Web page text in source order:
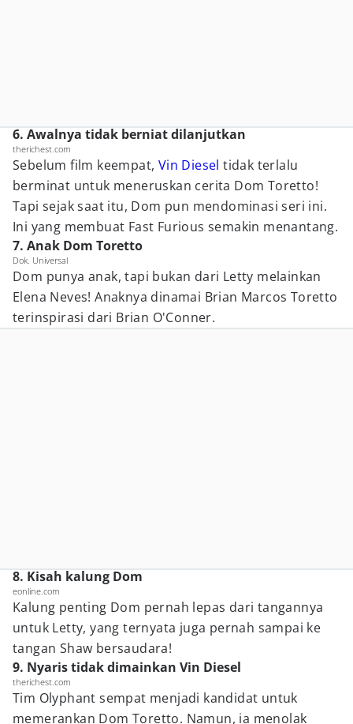
6. Awalnya tidak berniat dilanjutkan
therichest.com
Sebelum film keempat, Vin Diesel tidak terlalu
berminat untuk meneruskan cerita Dom Toretto!
Tapi sejak saat itu, Dom pun mendominasi seri ini.
Ini yang membuat Fast Furious semakin menantang.
7. Anak Dom Toretto
Dok. Universal
Dom punya anak, tapi bukan dari Letty melainkan
Elena Neves! Anaknya dinamai Brian Marcos Toretto
terinspirasi dari Brian O'Conner.
8. Kisah kalung Dom
eonline.com
Kalung penting Dom pernah lepas dari tangannya
untuk Letty, yang ternyata juga pernah sampai ke
tangan Shaw bersaudara!
9. Nyaris tidak dimainkan Vin Diesel
therichest.com
Tim Olyphant sempat menjadi kandidat untuk
memerankan Dom Toretto. Namun, ia menolak